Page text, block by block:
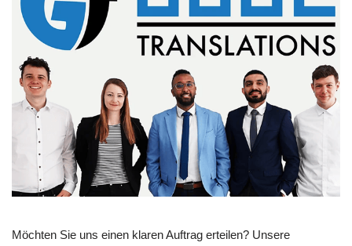
Möchten Sie uns einen klaren Auftrag erteilen? Unsere